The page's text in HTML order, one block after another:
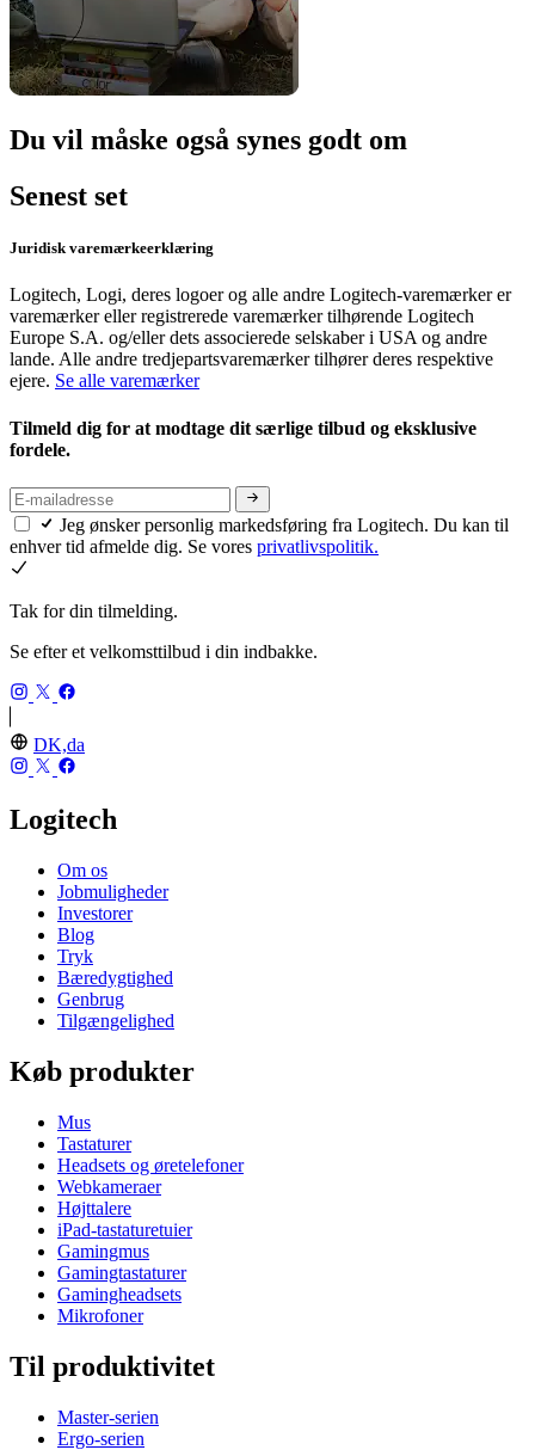
Du vil måske også synes godt om
Senest set
Juridisk varemærkeerklæring
Logitech, Logi, deres logoer og alle andre Logitech-varemærker er
varemærker eller registrerede varemærker tilhørende Logitech
Europe S.A. og/eller dets associerede selskaber i USA og andre
lande. Alle andre tredjepartsvaremærker tilhører deres respektive
ejere. Se alle varemærker
Tilmeld dig for at modtage dit særlige tilbud og eksklusive
fordele.
Jeg ønsker personlig markedsføring fra Logitech. Du kan til
enhver tid afmelde dig. Se vores privatlivspolitik.
Tak for din tilmelding.
Se efter et velkomsttilbud i din indbakke.
DK,da
Logitech
Om os
Jobmuligheder
Investorer
Blog
Tryk
Bæredygtighed
Genbrug
Tilgængelighed
Køb produkter
Mus
Tastaturer
Headsets og øretelefoner
Webkameraer
Højttalere
iPad-tastaturetuier
Gamingmus
Gamingtastaturer
Gamingheadsets
Mikrofoner
Til produktivitet
Master-serien
Ergo-serien